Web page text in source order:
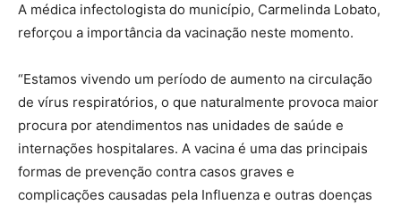
A médica infectologista do município, Carmelinda Lobato,
reforçou a importância da vacinação neste momento.
“Estamos vivendo um período de aumento na circulação
de vírus respiratórios, o que naturalmente provoca maior
procura por atendimentos nas unidades de saúde e
internações hospitalares. A vacina é uma das principais
formas de prevenção contra casos graves e
complicações causadas pela Influenza e outras doenças